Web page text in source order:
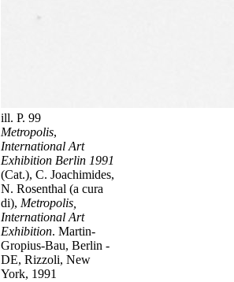
ill. P. 99
Metropolis,
International Art
Exhibition Berlin 1991
(Cat.), C. Joachimides,
N. Rosenthal (a cura
di), Metropolis,
International Art
Exhibition. Martin-
Gropius-Bau, Berlin -
DE, Rizzoli, New
York, 1991